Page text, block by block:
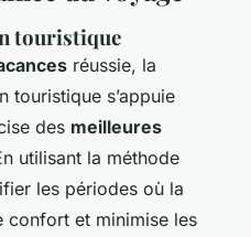
touristique
réussie, la
touristique s’appuie
des meilleures
utilisant la méthode
les périodes où la
confort et minimise les